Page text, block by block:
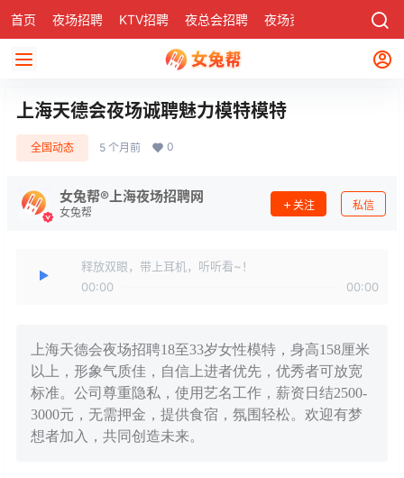
首页 夜场招聘 KTV招聘 夜总会招聘 夜场资讯 社区
上海天德会夜场诚聘魅力模特模特
全国动态 5 个月前 0
女兔帮®上海夜场招聘网
女兔帮
关注 私信
释放双眼，带上耳机，听听看~！
00:00
00:00
上海天德会夜场招聘18至33岁女性模特，身高158厘米
以上，形象气质佳，自信上进者优先，优秀者可放宽
标准。公司尊重隐私，使用艺名工作，薪资日结2500-
3000元，无需押金，提供食宿，氛围轻松。欢迎有梦
想者加入，共同创造未来。